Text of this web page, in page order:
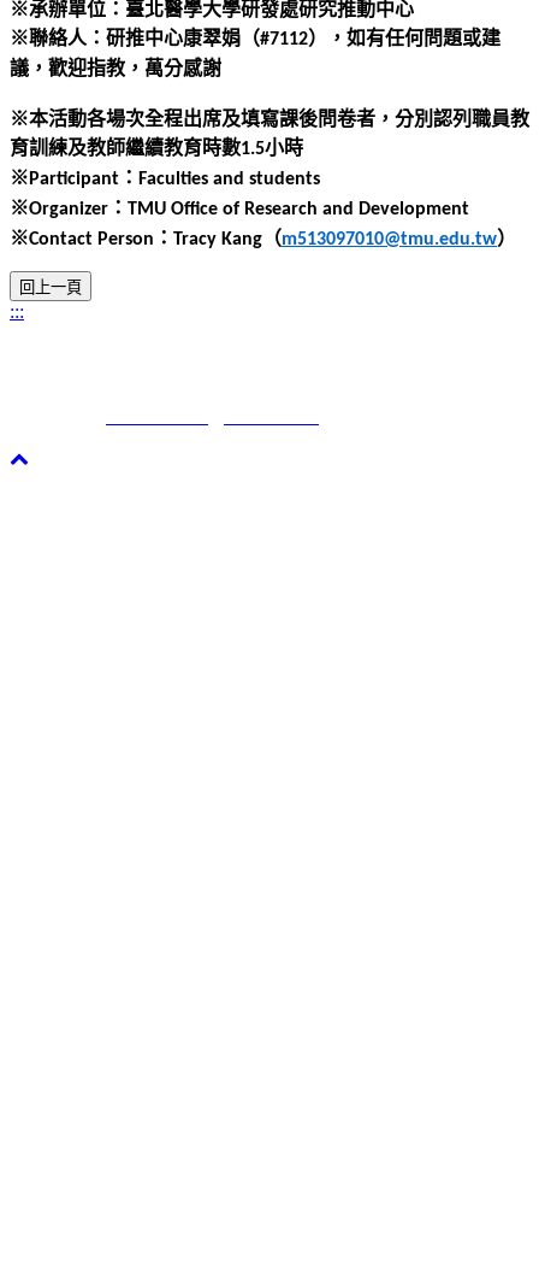
※承辦單位：臺北醫學大學研發處研究推動中心
※聯絡人：研推中心康翠娟（#7112），如有任何問題或建
議，歡迎指教，萬分感謝
※本活動各場次全程出席及填寫課後問卷者，分別認列職員教
育訓練及教師繼續教育時數1.5小時
※Participant ： Faculties and students
※Organizer ： TMU Office of Research and Development
※Contact Person ： Tracy Kang （m513097010@tmu.edu.tw）
:::